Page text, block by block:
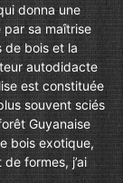
donna une
sa maîtrise
de bois et la
autodidacte
est constituée
souvent sciés
Guyanaise
bois exotique,
formes, j’ai